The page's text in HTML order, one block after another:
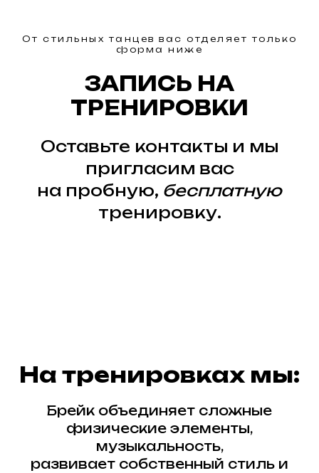
От стильных танцев вас отделяет только
форма ниже
ЗАПИСЬ НА
ТРЕНИРОВКИ
Оставьте контакты и мы
пригласим вас
на пробную, бесплатную
тренировку.
На тренировках мы:
Брейк объединяет сложные
физические элементы,
музыкальность,
развивает собственный стиль и